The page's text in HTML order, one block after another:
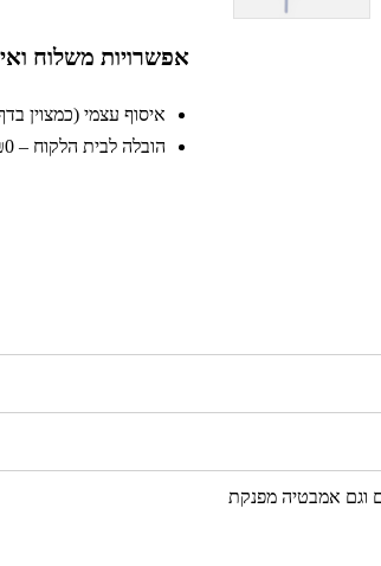
אפשרויות משלוח
איסוף עצמי (כמצוין בדף
הובלה לבית הלקוח – ₪0